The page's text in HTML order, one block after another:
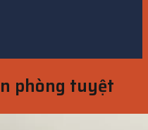
phòng tuyệt